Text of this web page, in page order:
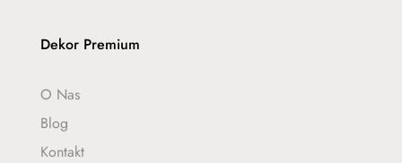
Dekor Premium
O Nas
Blog
Kontakt